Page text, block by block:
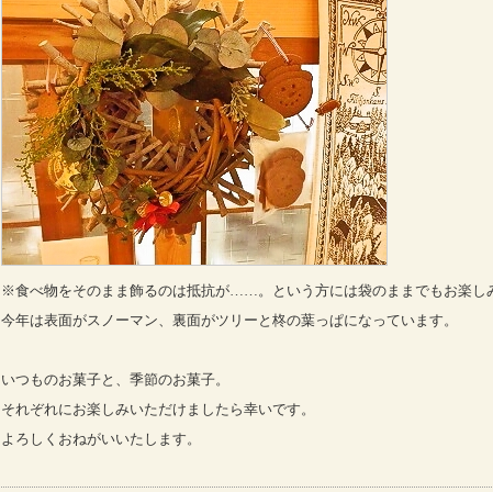
※食べ物をそのまま飾るのは抵抗が……。という方には袋のままでもお楽し
今年は表面がスノーマン、裏面がツリーと柊の葉っぱになっています。
いつものお菓子と、季節のお菓子。
それぞれにお楽しみいただけましたら幸いです。
よろしくおねがいいたします。